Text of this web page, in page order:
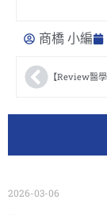
商橋 小編
2026-03-06